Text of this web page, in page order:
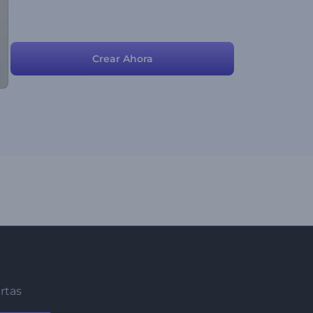
Crear Ahora